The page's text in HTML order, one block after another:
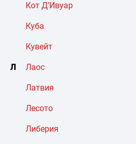
Кот Д’Ивуар
Куба
Кувейт
Л Лаос
Латвия
Лесото
Либерия